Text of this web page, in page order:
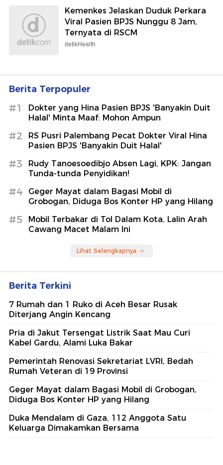
Kemenkes Jelaskan Duduk Perkara
Viral Pasien BPJS Nunggu 8 Jam,
Ternyata di RSCM
detikHealth
Berita Terpopuler
#1
Dokter yang Hina Pasien BPJS 'Banyakin Duit
Halal' Minta Maaf: Mohon Ampun
#2
RS Pusri Palembang Pecat Dokter Viral Hina
Pasien BPJS 'Banyakin Duit Halal'
#3
Rudy Tanoesoedibjo Absen Lagi, KPK: Jangan
Tunda-tunda Penyidikan!
#4
Geger Mayat dalam Bagasi Mobil di
Grobogan, Diduga Bos Konter HP yang Hilang
#5
Mobil Terbakar di Tol Dalam Kota, Lalin Arah
Cawang Macet Malam Ini
Lihat Selengkapnya
Berita Terkini
7 Rumah dan 1 Ruko di Aceh Besar Rusak
Diterjang Angin Kencang
Pria di Jakut Tersengat Listrik Saat Mau Curi
Kabel Gardu, Alami Luka Bakar
Pemerintah Renovasi Sekretariat LVRI, Bedah
Rumah Veteran di 19 Provinsi
Geger Mayat dalam Bagasi Mobil di Grobogan,
Diduga Bos Konter HP yang Hilang
Duka Mendalam di Gaza, 112 Anggota Satu
Keluarga Dimakamkan Bersama